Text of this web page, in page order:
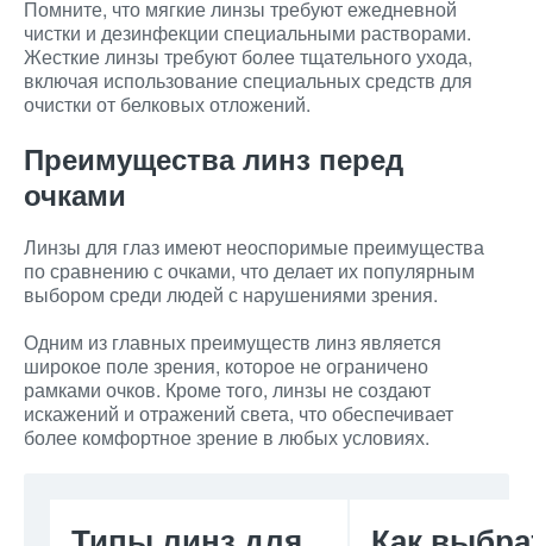
Помните, что мягкие линзы требуют ежедневной
чистки и дезинфекции специальными растворами.
Жесткие линзы требуют более тщательного ухода,
включая использование специальных средств для
очистки от белковых отложений.
Преимущества линз перед
очками
Линзы для глаз имеют неоспоримые преимущества
по сравнению с очками, что делает их популярным
выбором среди людей с нарушениями зрения.
Одним из главных преимуществ линз является
широкое поле зрения, которое не ограничено
рамками очков. Кроме того, линзы не создают
искажений и отражений света, что обеспечивает
более комфортное зрение в любых условиях.